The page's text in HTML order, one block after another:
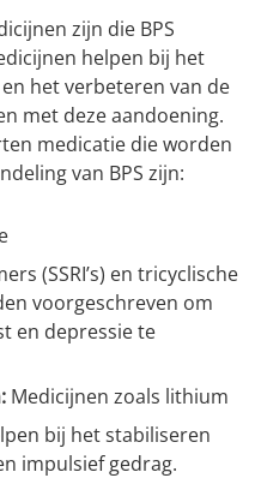
zijn die BPS
helpen bij het
het verbeteren van de
met deze aandoening.
medicatie die worden
van BPS zijn:
(SSRI’s) en tricyclische
voorgeschreven om
en depressie te
Medicijnen zoals lithium
bij het stabiliseren
impulsief gedrag.